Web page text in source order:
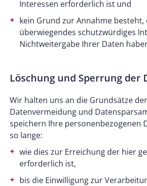
Interessen erforderlich ist und
kein Grund zur Annahme besteht,
überwiegendes schutzwürdiges
Nichtweitergabe Ihrer Daten
Löschung und Sperrung der
Wir halten uns an die Grundsätze der
Datenvermeidung und
speichern Ihre personenbezogenen
so lange:
wie dies zur Erreichung der hier
erforderlich ist,
bis die Einwilligung zur